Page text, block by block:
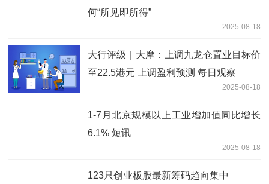
何“所见即所得”
2025-08-18
大行评级｜大摩：上调九龙仓置业目标价
至22.5港元 上调盈利预测 每日观察
2025-08-18
1-7月北京规模以上工业增加值同比增长
6.1% 短讯
2025-08-18
123只创业板股最新筹码趋向集中